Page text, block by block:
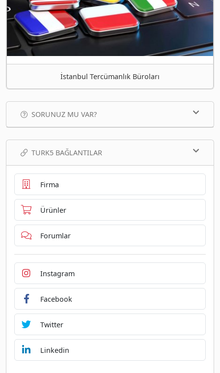
İstanbul Tercümanlık Büroları
SORUNUZ MU VAR?
TURK5 BAĞLANTILAR
Firma
Ürünler
Forumlar
Instagram
Facebook
Twitter
Linkedin